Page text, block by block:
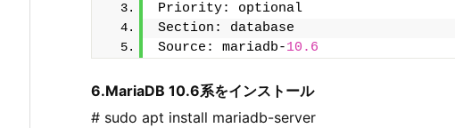
Priority: optional
Section: database
Source: mariadb-10.6
6.MariaDB 10.6系をインストール
# sudo apt install mariadb-server